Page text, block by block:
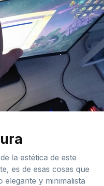
la estética de este
es de esas cosas que
elegante y minimalista